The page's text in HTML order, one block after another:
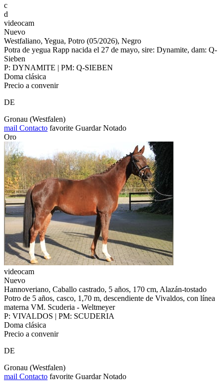
c
d
videocam
Nuevo
Westfaliano, Yegua, Potro (05/2026), Negro
Potra de yegua Rapp nacida el 27 de mayo, sire: Dynamite, dam: Q-
Sieben
P: DYNAMITE | PM: Q-SIEBEN
Doma clásica
Precio a convenir
DE
Gronau (Westfalen)
mail Contacto favorite Guardar Notado
Oro
videocam
Nuevo
Hannoveriano, Caballo castrado, 5 años, 170 cm, Alazán-tostado
Potro de 5 años, casco, 1,70 m, descendiente de Vivaldos, con línea
materna VM. Scuderia - Weltmeyer
P: VIVALDOS | PM: SCUDERIA
Doma clásica
Precio a convenir
DE
Gronau (Westfalen)
mail Contacto favorite Guardar Notado